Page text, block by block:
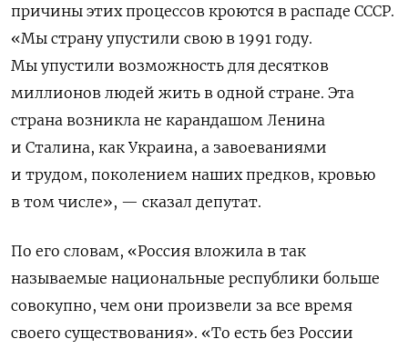
причины этих процессов кроются в распаде СССР.
«Мы страну упустили свою в 1991 году.
Мы упустили возможность для десятков
миллионов людей жить в одной стране. Эта
страна возникла не карандашом Ленина
и Сталина, как Украина, а завоеваниями
и трудом, поколением наших предков, кровью
в том числе», — сказал депутат.
По его словам, «Россия вложила в так
называемые национальные республики больше
совокупно, чем они произвели за все время
своего существования». «То есть без России